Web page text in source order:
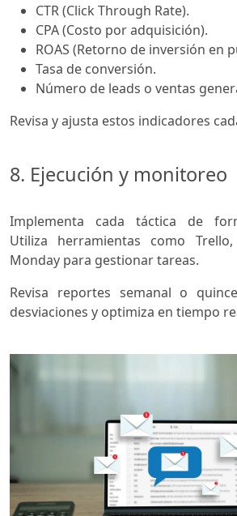
CTR (Click Through Rate).
CPA (Costo por adquisición).
ROAS (Retorno de inversión en
Tasa de conversión.
Número de leads o ventas
Revisa y ajusta estos indicadores
8. Ejecución y monitoreo
Implementa cada táctica de
Utiliza herramientas como
Monday para gestionar tareas.
Revisa reportes semanal o
desviaciones y optimiza en tiempo